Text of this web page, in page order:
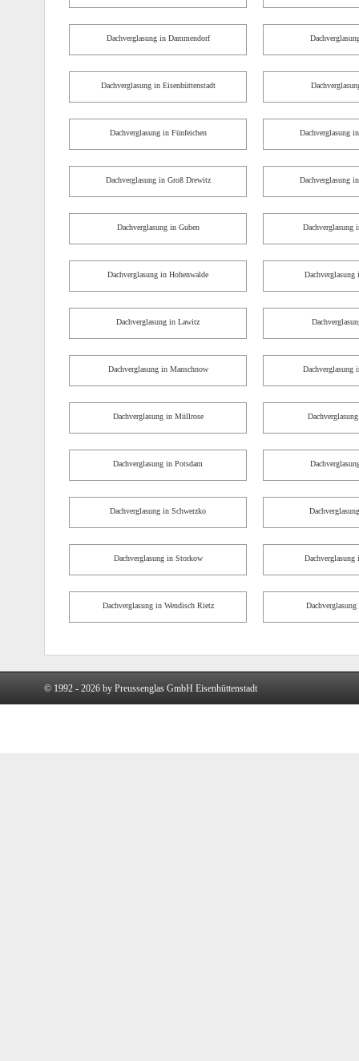
Dachverglasung in Dammendorf
Dachverglasung in Eisenhüttenstadt
Dachverglasung in Fünfeichen Dachverglasung
Dachverglasung in Groß Drewitz Dachverglasung
Dachverglasung in Guben Dachverglasung
Dachverglasung in Hohenwalde Dachverglasung
Dachverglasung in Lawitz
Dachverglasung in Manschnow Dachverglasung
Dachverglasung in Müllrose
Dachverglasung in Potsdam
Dachverglasung in Schwerzko
Dachverglasung in Storkow Dachverglasung
Dachverglasung in Wendisch Rietz
© 1992 - 2026 by Preussenglas GmbH Eisenhüttenstadt